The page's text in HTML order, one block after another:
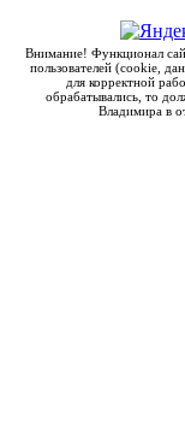
Внимание! Функционал
пользователей (cookie,
для корректной
обрабатывались, то
Владимира в